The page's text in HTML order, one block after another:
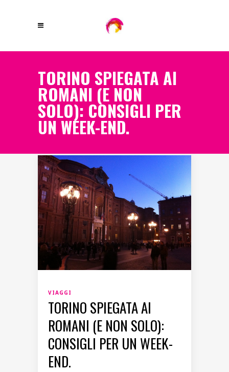
TORINO SPIEGATA AI
ROMANI (E NON
SOLO): CONSIGLI PER
UN WEEK-END.
VIAGGI
TORINO SPIEGATA AI
ROMANI (E NON SOLO):
CONSIGLI PER UN WEEK-
END.